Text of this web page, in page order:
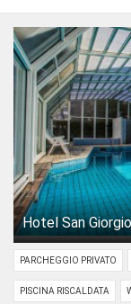
Hotel San Giorgio
PARCHEGGIO PRIVATO
PISCINA RISCALDATA